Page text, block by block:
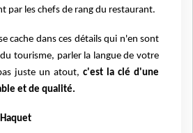
par les chefs de rang du restaurant.
cache dans ces détails qui n'en sont
tourisme, parler la langue de votre
juste un atout, c'est la clé d'une
et de qualité.